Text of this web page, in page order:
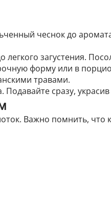
чеснок до
загустения.
форму или в
травами.
Подавайте сразу,
Важно помнить, что